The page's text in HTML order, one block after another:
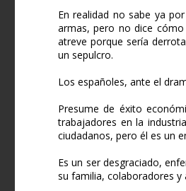
En realidad no sabe ya
armas, pero no dice
atreve porque sería
un sepulcro.
Los españoles, ante el
Presume de éxito
trabajadores en la
ciudadanos, pero él es un
Es un ser desgraciado,
su familia, colaboradores y